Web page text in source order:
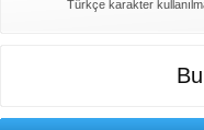
Türkçe karakter